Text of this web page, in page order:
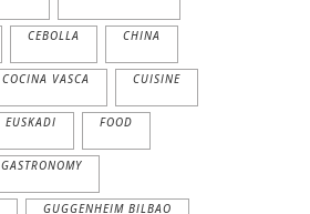
CEBOLLA CHINA
COCINA VASCA CUISINE
EUSKADI FOOD
GASTRONOMY
GUGGENHEIM BILBAO